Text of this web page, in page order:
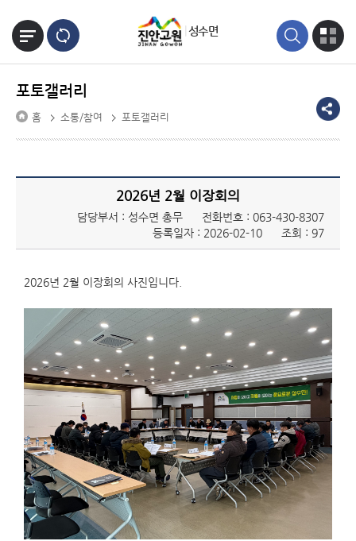
성수면
포토갤러리
홈 소통/참여 포토갤러리
2026년 2월 이장회의
담당부서 : 성수면 총무 전화번호 : 063-430-8307
등록일자 : 2026-02-10
조회 : 97
2026년 2월 이장회의 사진입니다.